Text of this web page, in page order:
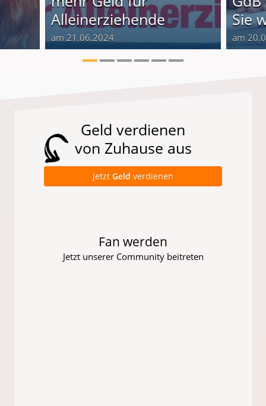
Alleinerziehende
am 21.06.2024
Sie
am
Geld verdienen
von Zuhause aus
Jetzt Geld verdienen
Fan werden
Jetzt unserer Community beitreten